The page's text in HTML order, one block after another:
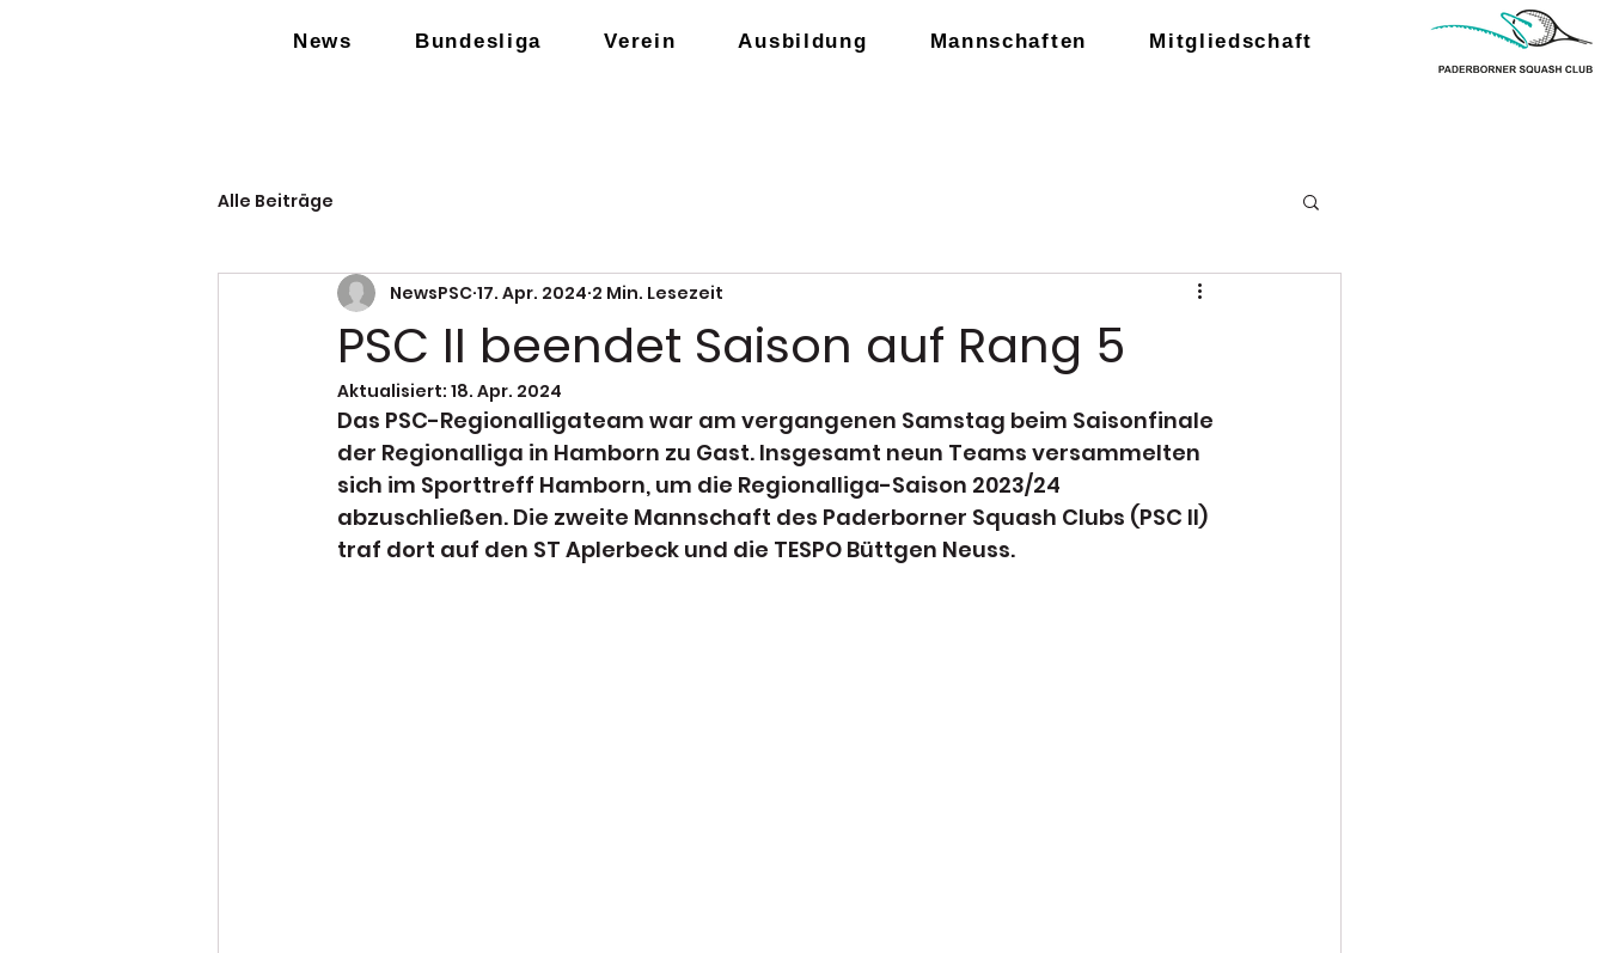
News Bundesliga Verein Ausbildung Mannschaften Mitgliedschaft
Alle Beiträge
PSC II beendet Saison auf Rang 5
NewsPSC 17. Apr. 2024 2 Min. Lesezeit
Aktualisiert: 18. Apr. 2024
Das PSC-Regionalligateam war am vergangenen Samstag beim Saisonfinale
der Regionalliga in Hamborn zu Gast. Insgesamt neun Teams versammelten
sich im Sporttreff Hamborn, um die Regionalliga-Saison 2023/24
abzuschließen. Die zweite Mannschaft des Paderborner Squash Clubs (PSC II)
traf dort auf den ST Aplerbeck und die TESPO Büttgen Neuss.